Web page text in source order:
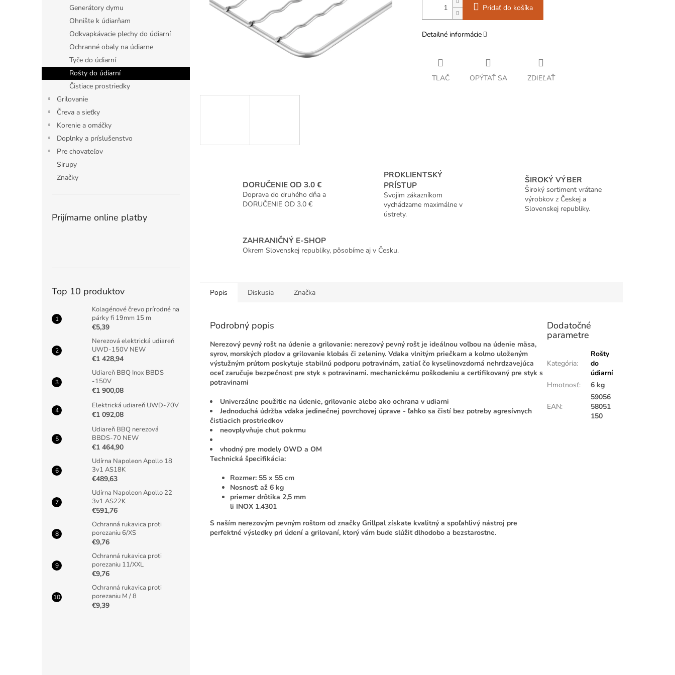
Generátory dymu
Ohnište k údiarňam
Odkvapkávacie plechy do údiarní
Ochranné obaly na údiarne
Tyče do údiarní
Rošty do údiarní
Čistiace prostriedky
Grilovanie
Čreva a sieťky
Korenie a omáčky
Doplnky a príslušenstvo
Pre chovateľov
Sirupy
Značky
Prijímame online platby
Top 10 produktov
Kolagénové črevo prírodné na
párky fi 19mm 15 m
€5,39
Nerezová elektrická udiareň
UWD-150V NEW
€1 428,94
Udiareň BBQ Inox BBDS
-150V
€1 900,08
Elektrická udiareň UWD-70V
€1 092,08
Udiareň BBQ nerezová
BBDS-70 NEW
€1 464,90
Udírna Napoleon Apollo 18
3v1 AS18K
€489,63
Udírna Napoleon Apollo 22
3v1 AS22K
€591,76
Ochranná rukavica proti
porezaniu 6/XS
€9,76
Ochranná rukavica proti
porezaniu 11/XXL
€9,76
Ochranná rukavica proti
porezaniu M / 8
€9,39
Pridať do košíka
Detailné informácie
TLAČ OPÝTAŤ SA ZDIEĽAŤ
DORUČENIE OD 3.0 €
Doprava do druhého dňa a
DORUČENIE OD 3.0 €
PROKLIENTSKÝ
PRÍSTUP
Svojim zákazníkom
vychádzame maximálne v
ústrety.
ŠIROKÝ VÝBER
Široký sortiment vrátane
výrobkov z Českej a
Slovenskej republiky.
ZAHRANIČNÝ E-SHOP
Okrem Slovenskej republiky, pôsobíme aj v Česku.
Popis Diskusia Značka
Podrobný popis
Nerezový pevný rošt na údenie a grilovanie: nerezový pevný rošt je ideálnou voľbou na údenie mäsa,
syrov, morských plodov a grilovanie klobás či zeleniny. Vďaka vlnitým priečkam a kolmo uloženým
výstužným prútom poskytuje stabilnú podporu potravinám, zatiaľ čo kyselinovzdorná nehrdzavejúca
oceľ zaručuje bezpečnosť pre styk s potravinami. mechanickému poškodeniu a certifikovaný pre styk s
potravinami
Univerzálne použitie na údenie, grilovanie alebo ako ochrana v udiarni
Jednoduchá údržba vďaka jedinečnej povrchovej úprave - ľahko sa čistí bez potreby agresívnych
čistiacich prostriedkov
neovplyvňuje chuť pokrmu
vhodný pre modely OWD a OM
Technická špecifikácia:
Rozmer: 55 x 55 cm
Nosnosť: až 6 kg
priemer drôtika 2,5 mm
li INOX 1.4301
S naším nerezovým pevným roštom od značky Grillpal získate kvalitný a spoľahlivý nástroj pre
perfektné výsledky pri údení a grilovaní, ktorý vám bude slúžiť dlhodobo a bezstarostne.
Dodatočné
parametre
Kategória:
Rošty
do
údiarní
Hmotnosť: 6 kg
EAN:
59056
58051
150